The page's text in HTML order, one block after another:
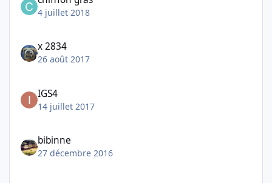
4 juillet 2018
x 2834
26 août 2017
IGS4
14 juillet 2017
bibinne
27 décembre 2016